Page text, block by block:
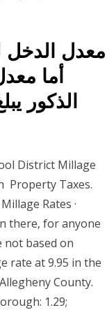
District Millage
Property Taxes.
Rates ·
there, for anyone
not based on
rate at 9.95 in the
County.
1.29;